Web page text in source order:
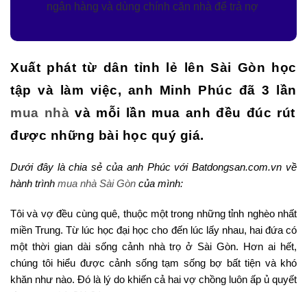
ngân hàng và dùng chính căn nhà để trả nợ
Xuất phát từ dân tỉnh lẻ lên Sài Gòn học
tập và làm việc, anh Minh Phúc đã 3 lần
mua nhà và mỗi lần mua anh đều đúc rút
được những bài học quý giá.
Dưới đây là chia sẻ của anh Phúc với Batdongsan.com.vn về
hành trình mua nhà Sài Gòn của mình:
Tôi và vợ đều cùng quê, thuộc một trong những tỉnh nghèo nhất
miền Trung. Từ lúc học đại học cho đến lúc lấy nhau, hai đứa có
một thời gian dài sống cảnh nhà trọ ở Sài Gòn. Hơn ai hết,
chúng tôi hiểu được cảnh sống tạm sống bợ bất tiện và khó
khăn như nào. Đó là lý do khiến cả hai vợ chồng luôn ấp ủ quyết